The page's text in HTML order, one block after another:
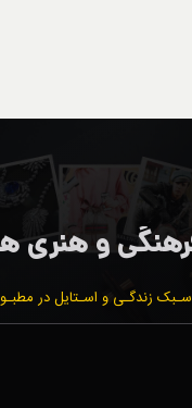
سـبک زندگـی و اسـتایل در